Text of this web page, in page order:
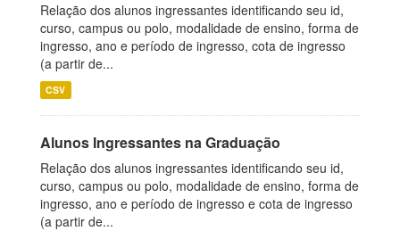
Relação dos alunos ingressantes identificando seu id,
curso, campus ou polo, modalidade de ensino, forma de
ingresso, ano e período de ingresso, cota de ingresso
(a partir de...
CSV
Alunos Ingressantes na Graduação
Relação dos alunos ingressantes identificando seu id,
curso, campus ou polo, modalidade de ensino, forma de
ingresso, ano e período de ingresso e cota de ingresso
(a partir de...